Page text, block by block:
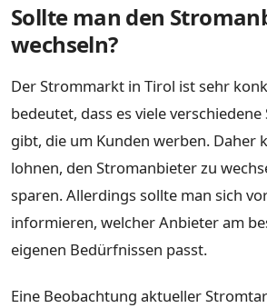
Sollte man den
wechseln?
Der Strommarkt in Tirol ist sehr
bedeutet, dass es viele
gibt, die um Kunden werben. Daher
lohnen, den Stromanbieter zu
sparen. Allerdings sollte man sich
informieren, welcher Anbieter am
eigenen Bedürfnissen passt.
Eine Beobachtung aktueller